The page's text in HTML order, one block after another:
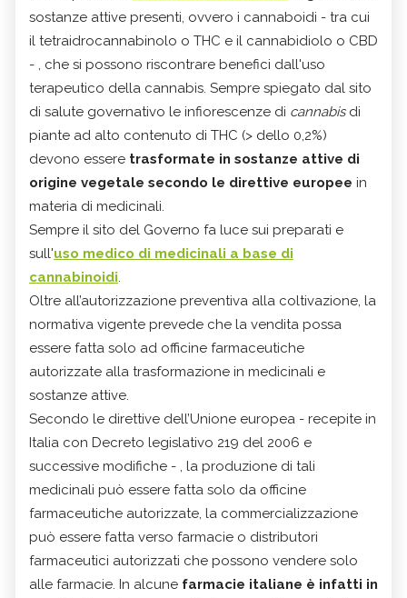
sostanze attive presenti, ovvero i cannaboidi - tra cui
il tetraidrocannabinolo o THC e il cannabidiolo o CBD
- , che si possono riscontrare benefici dall'uso
terapeutico della cannabis. Sempre spiegato dal sito
di salute governativo le infiorescenze di cannabisdi
piante ad alto contenuto di THC (> dello 0,2%)
devono essere trasformate in sostanze attive di
origine vegetale secondo le direttive europee in
materia di medicinali.
Sempre il sito del Governo fa luce sui preparati e
sull'uso medico di medicinali a base di
cannabinoidi.
Oltre all’autorizzazione preventiva alla coltivazione, la
normativa vigente prevede che la vendita possa
essere fatta solo ad officine farmaceutiche
autorizzate alla trasformazione in medicinali e
sostanze attive.
Secondo le direttive dell’Unione europea - recepite in
Italia con Decreto legislativo 219 del 2006 e
successive modifiche - , la produzione di tali
medicinali può essere fatta solo da officine
farmaceutiche autorizzate, la commercializzazione
può essere fatta verso farmacie o distributori
farmaceutici autorizzati che possono vendere solo
alle farmacie. In alcune farmacie italiane è infatti in